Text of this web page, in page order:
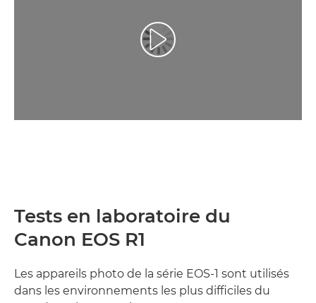
Lancer la vidéo
Tests en laboratoire du
Canon EOS R1
Les appareils photo de la série EOS-1 sont utilisés
dans les environnements les plus difficiles du